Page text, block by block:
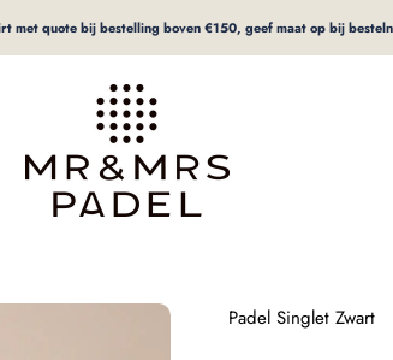
quote bij bestelling boven €150, geef maat op bij bestelnotitie
mrpadel.com
Padel Singlet Zwart